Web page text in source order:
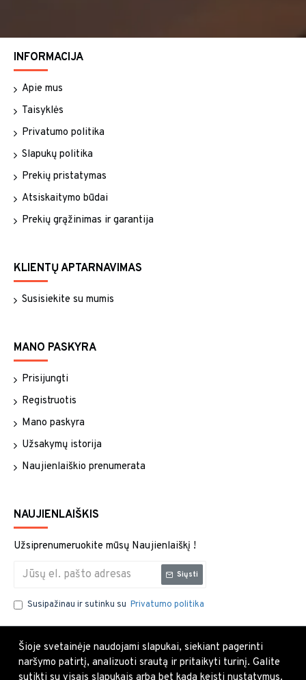
INFORMACIJA
Apie mus
Taisyklės
Privatumo politika
Slapukų politika
Prekių pristatymas
Atsiskaitymo būdai
Prekių grąžinimas ir garantija
KLIENTŲ APTARNAVIMAS
Susisiekite su mumis
MANO PASKYRA
Prisijungti
Registruotis
Mano paskyra
Užsakymų istorija
Naujienlaiškio prenumerata
NAUJIENLAIŠKIS
Užsiprenumeruokite mūsų Naujienlaiškį !
Siųsti
Susipažinau ir sutinku su Privatumo politika
Šioje svetainėje naudojami slapukai, siekiant pagerinti
naršymo patirtį, analizuoti srautą ir pritaikyti turinį. Galite